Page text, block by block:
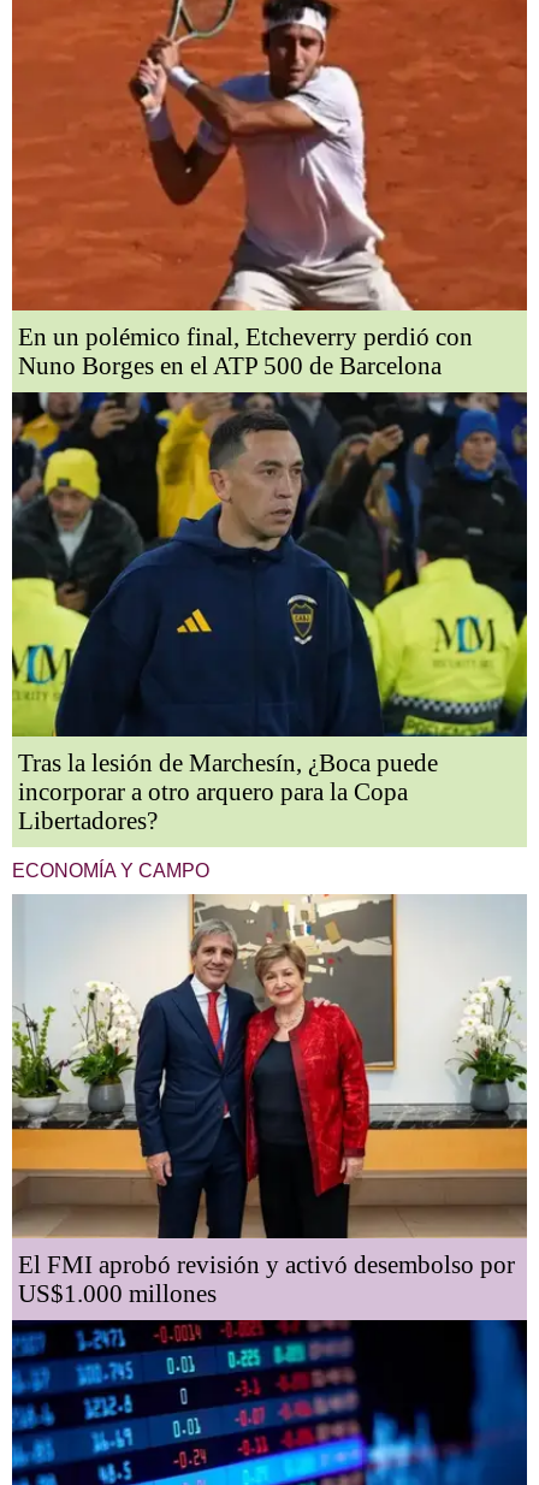
En un polémico final, Etcheverry perdió con
Nuno Borges en el ATP 500 de Barcelona
Tras la lesión de Marchesín, ¿Boca puede
incorporar a otro arquero para la Copa
Libertadores?
ECONOMÍA Y CAMPO
El FMI aprobó revisión y activó desembolso por
US$1.000 millones